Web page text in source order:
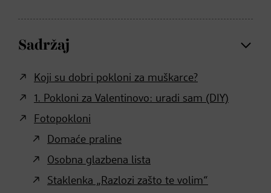
Sadržaj
Koji su dobri pokloni za muškarce?
1. Pokloni za Valentinovo: uradi sam (DIY)
Fotopokloni
Domaće praline
Osobna glazbena lista
Staklenka „Razlozi zašto te volim“